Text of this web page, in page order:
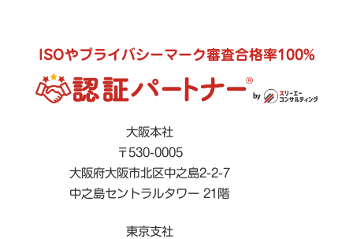
ISOやプライバシーマーク審査合格率100%
大阪本社
〒530-0005
大阪府大阪市北区中之島2-2-7
中之島セントラルタワー 21階
東京支社